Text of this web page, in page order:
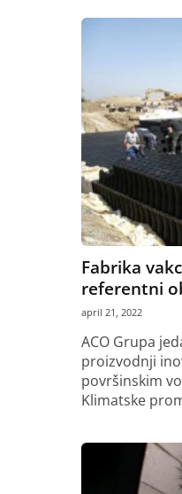
Fabrika
referentni
april 21, 2022
ACO Grupa
proizvodnji
površinskim
Klimatske